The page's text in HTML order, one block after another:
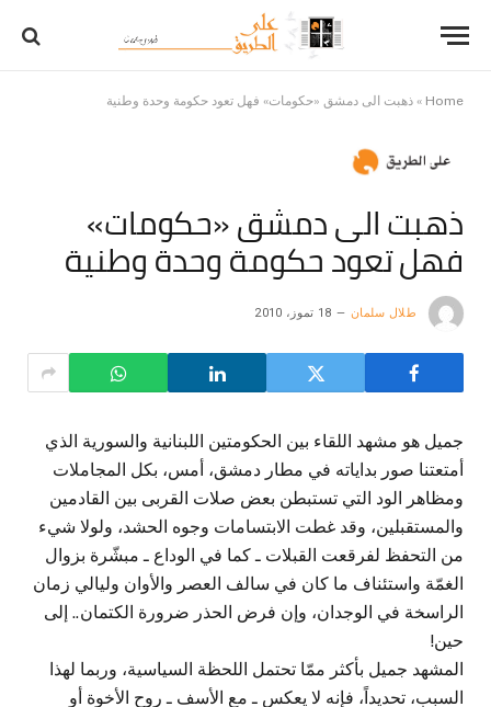
Home
» ذهبت الى دمشق «حكومات» فهل تعود حكومة وحدة وطنية
ذهبت الى دمشق «حكومات»
فهل تعود حكومة وحدة وطنية
طلال سلمان 18 تموز، 2010
جميل هو مشهد اللقاء بين الحكومتين اللبنانية والسورية الذي
أمتعتنا صور بداياته في مطار دمشق، أمس، بكل المجاملات
ومظاهر الود التي تستبطن بعض صلات القربى بين القادمين
والمستقبلين، وقد غطت الابتسامات وجوه الحشد، ولولا شيء
من التحفظ لفرقعت القبلات ـ كما في الوداع ـ مبشّرة بزوال
الغمّة واستئناف ما كان في سالف العصر والأوان وليالي زمان
الراسخة في الوجدان، وإن فرض الحذر ضرورة الكتمان.. إلى
حين!
المشهد جميل بأكثر ممّا تحتمل اللحظة السياسية، وربما لهذا
السبب، تحديداً، فإنه لا يعكس ـ مع الأسف ـ روح الأخوة أو